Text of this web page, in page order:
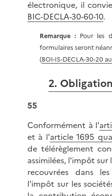
électronique, il
BIC-DECLA-30-60-10.
Remarque :Pour les
formulaires seront
(BOI-IS-DECLA-30-20
2.
55
Conformément à l'
et à l'article 1695
de télérèglement
assimilées, l'impôt sur
recouvrées dans
l'impôt sur les